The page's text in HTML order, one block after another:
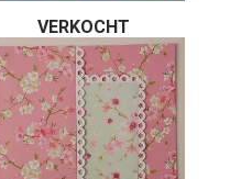
VERKOCHT